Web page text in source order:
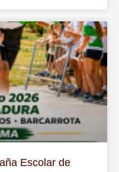
Escolar de